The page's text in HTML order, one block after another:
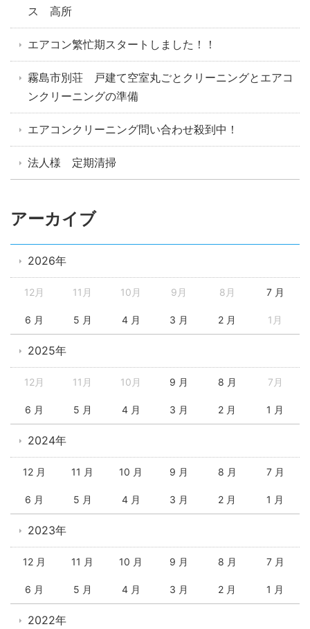
ス 高所
エアコン繁忙期スタートしました！！
霧島市別荘 戸建て空室丸ごとクリーニングとエアコ
ンクリーニングの準備
エアコンクリーニング問い合わせ殺到中！
法人様 定期清掃
アーカイブ
2026年
12月 11月 10月 9月 8月 7 月
6 月 5 月 4 月 3 月 2 月 1月
2025年
12月 11月 10月 9 月 8 月 7月
6 月 5 月 4 月 3 月 2 月 1 月
2024年
12 月 11 月 10 月 9 月 8 月 7 月
6 月 5 月 4 月 3 月 2 月 1 月
2023年
12 月 11 月 10 月 9 月 8 月 7 月
6 月 5 月 4 月 3 月 2 月 1 月
2022年